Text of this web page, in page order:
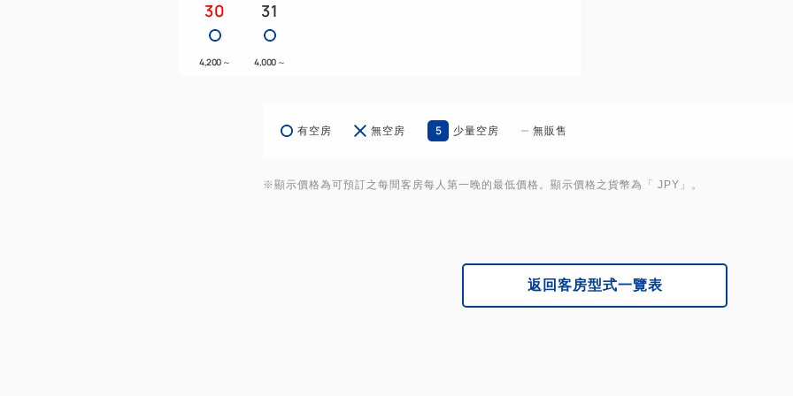
30
4,200 ～
31
4,000 ～
有空房 無空房 5 少量空房 無販售
※顯示價格為可預訂之每間客房每人第一晚的最低價格。顯示價格之貨幣為「 JPY」。
返回客房型式一覽表